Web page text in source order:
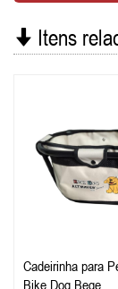
Itens
Cadeirinha para
Bike Dog Bege